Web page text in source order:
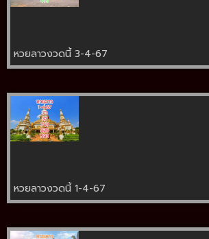
หวยลาวงวดนี้ 3-4-67
หวยลาวงวดนี้ 1-4-67